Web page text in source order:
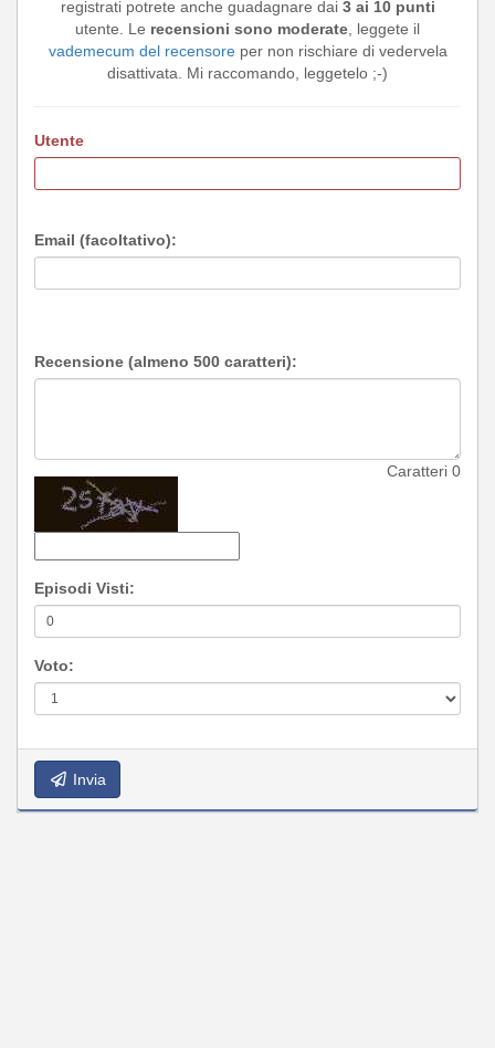
registrati potrete anche guadagnare dai 3 ai 10 punti
utente. Le recensioni sono moderate, leggete il
vademecum del recensoreper non rischiare di vedervela
disattivata. Mi raccomando, leggetelo ;-)
Utente
Email (facoltativo):
Recensione (almeno 500 caratteri):
Caratteri 0
Episodi Visti:
Voto:
Invia